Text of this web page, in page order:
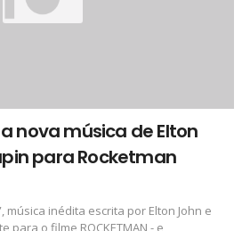
nova música de Elton
para Rocketman
música inédita escrita por Elton John e
para o filme ROCKETMAN - e